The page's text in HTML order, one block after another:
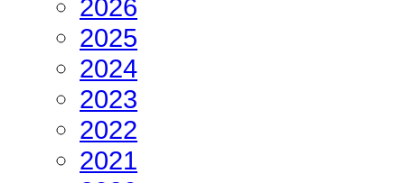
2026
2025
2024
2023
2022
2021